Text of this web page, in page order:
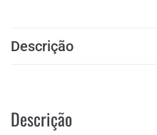
Descrição
Descrição